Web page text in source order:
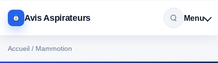
Avis Aspirateurs Menu
Accueil / Mammotion